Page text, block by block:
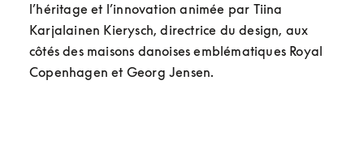
l’héritage et l’innovation animée par Tiina
Karjalainen Kierysch, directrice du design, aux
côtés des maisons danoises emblématiques Royal
Copenhagen et Georg Jensen.